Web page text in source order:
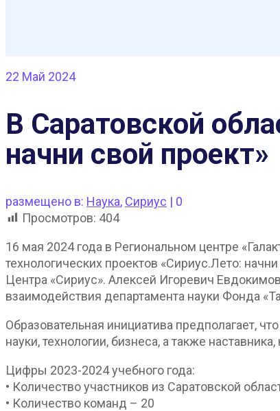
22 Май 2024
В Саратовской
начни свой проект»
размещено в: Наука, Сириус | 0
Просмотров: 404
16 мая 2024 года в Региональном центре
технологических проектов «Сириус.Лето:
Центра «Сириус». Алексей Игоревич
взаимодействия департамента науки Фонда
Образовательная инициатива предполагает,
науки, технологии, бизнеса, а также
Цифры 2023-2024 учебного года:
• Количество участников из Саратовской
• Количество команд – 20